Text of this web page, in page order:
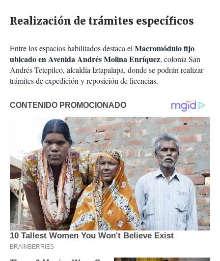
Realización de trámites específicos
Entre los espacios habilitados destaca elMacromódulo fijo
ubicado en Avenida Andrés Molina Enríquez, colonia San
Andrés Tetepilco, alcaldía Iztapalapa, donde se podrán realizar
trámites de expedición y reposición de licencias.